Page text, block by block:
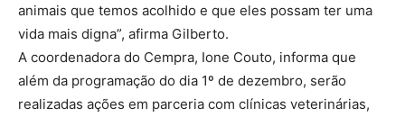
animais que temos acolhido e que eles possam ter uma
vida mais digna”, afirma Gilberto.
A coordenadora do Cempra, Ione Couto, informa que
além da programação do dia 1º de dezembro, serão
realizadas ações em parceria com clínicas veterinárias,